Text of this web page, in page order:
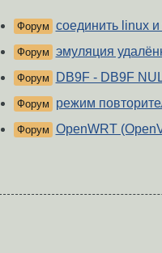
Форум соединить linux
Форум эмуляция
Форум DB9F - DB9F
Форум режим
Форум OpenWRT